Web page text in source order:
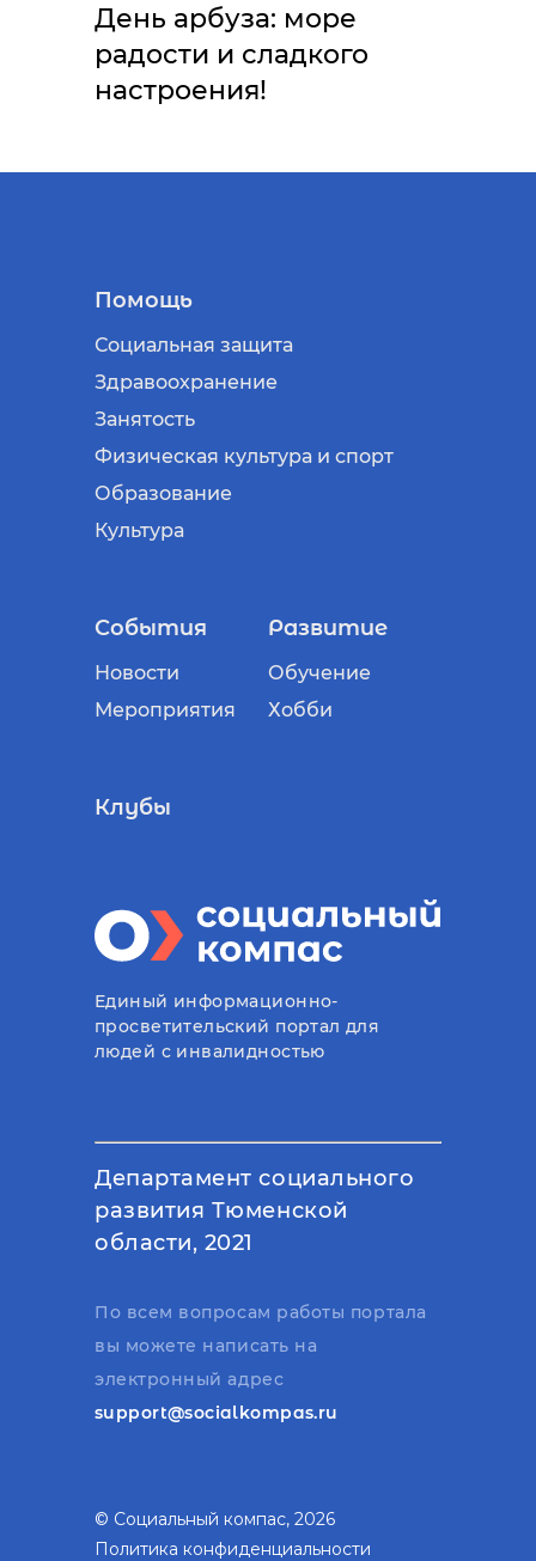
День арбуза: море
радости и сладкого
настроения!
Помощь
Социальная защита
Здравоохранение
Занятость
Физическая культура и спорт
Образование
Культура
События
Новости
Мероприятия
Развитие
Обучение
Хобби
Клубы
Единый информационно-
просветительский портал для
людей с инвалидностью
Департамент социального
развития Тюменской
области, 2021
По всем вопросам работы портала
вы можете написать на
электронный адрес
support@socialkompas.ru
© Социальный компас, 2026
Политика конфиденциальности